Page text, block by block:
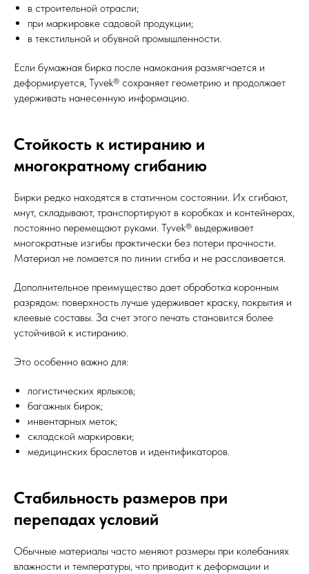
в строительной отрасли;
при маркировке садовой продукции;
в текстильной и обувной промышленности.
Если бумажная бирка после намокания размягчается и
деформируется, Tyvek® сохраняет геометрию и продолжает
удерживать нанесенную информацию.
Стойкость к истиранию и
многократному сгибанию
Бирки редко находятся в статичном состоянии. Их сгибают,
мнут, складывают, транспортируют в коробках и контейнерах,
постоянно перемещают руками. Tyvek® выдерживает
многократные изгибы практически без потери прочности.
Материал не ломается по линии сгиба и не расслаивается.
Дополнительное преимущество дает обработка коронным
разрядом: поверхность лучше удерживает краску, покрытия и
клеевые составы. За счет этого печать становится более
устойчивой к истиранию.
Это особенно важно для:
логистических ярлыков;
багажных бирок;
инвентарных меток;
складской маркировки;
медицинских браслетов и идентификаторов.
Стабильность размеров при
перепадах условий
Обычные материалы часто меняют размеры при колебаниях
влажности и температуры, что приводит к деформации и